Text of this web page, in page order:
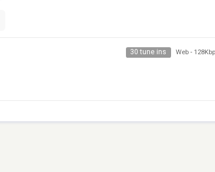
30 tune ins Web -